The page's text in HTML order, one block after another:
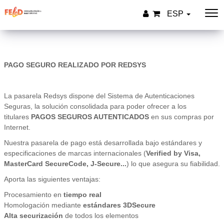
ESP
PAGO SEGURO REALIZADO POR REDSYS
La pasarela Redsys dispone del Sistema de Autenticaciones
Seguras, la solución consolidada para poder ofrecer a los
titulares PAGOS SEGUROS AUTENTICADOSen sus compras por
Internet.
Nuestra pasarela de pago está desarrollada bajo estándares y
especificaciones de marcas internacionales (Verified by Visa,
MasterCard SecureCode, J-Secure...) lo que asegura su fiabilidad.
Aporta las siguientes ventajas:
Procesamiento en tiempo real
Homologación mediante estándares 3DSecure
Alta securización de todos los elementos